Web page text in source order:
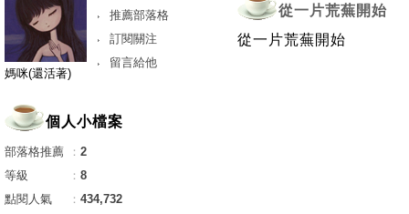
從一片荒蕪開始
從一片荒蕪開始
推薦部落格
訂閱關注
留言給他
媽咪(還活著)
個人小檔案
部落格推薦 ： 2
等級
： 8
點閱人氣
： 434,732